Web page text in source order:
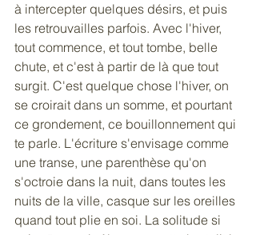
à intercepter quelques désirs, et puis
les retrouvailles parfois. Avec l'hiver,
tout commence, et tout tombe, belle
chute, et c'est à partir de là que tout
surgit. C'est quelque chose l'hiver, on
se croirait dans un somme, et pourtant
ce grondement, ce bouillonnement qui
te parle. L'écriture s'envisage comme
une transe, une parenthèse qu'on
s'octroie dans la nuit, dans toutes les
nuits de la ville, casque sur les oreilles
quand tout plie en soi. La solitude si